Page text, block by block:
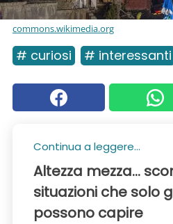
commons.wikimedia.org
# curiosi # interessanti
Continua a leggere...
Altezza mezza...
situazioni che solo
possono capire